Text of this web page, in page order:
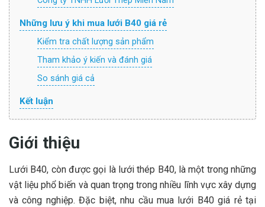
Những lưu ý khi mua lưới B40 giá rẻ
Kiểm tra chất lượng sản phẩm
Tham khảo ý kiến và đánh giá
So sánh giá cả
Kết luận
Giới thiệu
Lưới B40, còn được gọi là lưới thép B40, là một trong những
vật liệu phổ biến và quan trọng trong nhiều lĩnh vực xây dựng
và công nghiệp. Đặc biệt, nhu cầu mua lưới B40 giá rẻ tại